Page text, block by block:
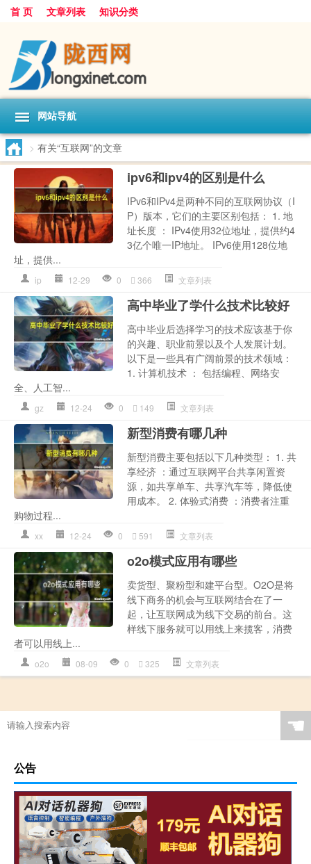
首 页 文章列表 知识分类
网站导航
> 有关“互联网”的文章
ipv6和ipv4的区别是什么
IPv6和IPv4是两种不同的互联网协议（I
P）版本，它们的主要区别包括： 1. 地
址长度 ： IPv4使用32位地址，提供约4
3亿个唯一IP地址。 IPv6使用128位地
址，提供...
ip 12-29 0 366 文章列表
高中毕业了学什么技术比较好
高中毕业后选择学习的技术应该基于你
的兴趣、职业前景以及个人发展计划。
以下是一些具有广阔前景的技术领域：
1. 计算机技术 ： 包括编程、网络安
全、人工智...
gz 12-24 0 149 文章列表
新型消费有哪几种
新型消费主要包括以下几种类型： 1. 共
享经济 ：通过互联网平台共享闲置资
源，如共享单车、共享汽车等，降低使
用成本。 2. 体验式消费 ：消费者注重
购物过程...
xx 12-24 0 591 文章列表
o2o模式应用有哪些
卖货型、聚粉型和建平台型。O2O是将
线下商务的机会与互联网结合在了一
起，让互联网成为线下交易的前台。这
样线下服务就可以用线上来揽客，消费
者可以用线上...
o2o 08-09 0 325 文章列表
☚
公告